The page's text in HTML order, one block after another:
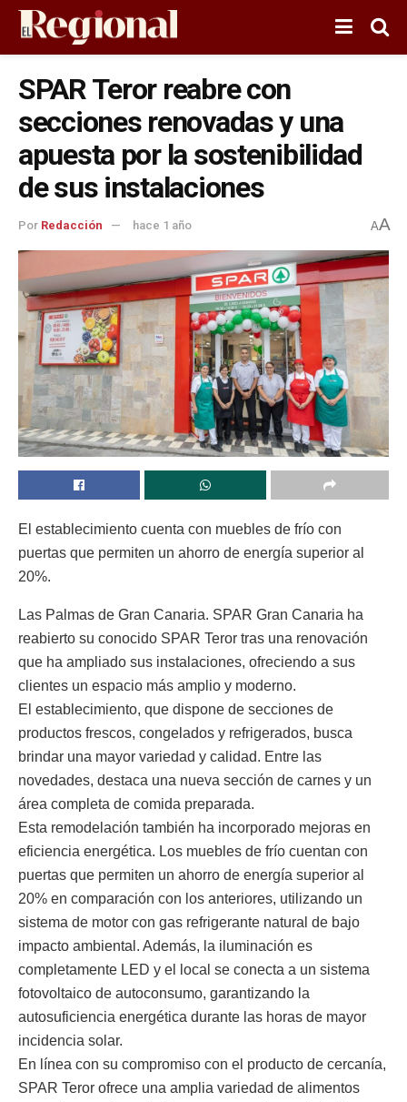
SPAR Teror reabre con
secciones renovadas y una
apuesta por la sostenibilidad
de sus instalaciones
Por Redacción hace 1 año AA
El establecimiento cuenta con muebles de frío con
puertas que permiten un ahorro de energía superior al
20%.
Las Palmas de Gran Canaria. SPAR Gran Canaria ha
reabierto su conocido SPAR Teror tras una renovación
que ha ampliado sus instalaciones, ofreciendo a sus
clientes un espacio más amplio y moderno.
El establecimiento, que dispone de secciones de
productos frescos, congelados y refrigerados, busca
brindar una mayor variedad y calidad. Entre las
novedades, destaca una nueva sección de carnes y un
área completa de comida preparada.
Esta remodelación también ha incorporado mejoras en
eficiencia energética. Los muebles de frío cuentan con
puertas que permiten un ahorro de energía superior al
20% en comparación con los anteriores, utilizando un
sistema de motor con gas refrigerante natural de bajo
impacto ambiental. Además, la iluminación es
completamente LED y el local se conecta a un sistema
fotovoltaico de autoconsumo, garantizando la
autosuficiencia energética durante las horas de mayor
incidencia solar.
En línea con su compromiso con el producto de cercanía,
SPAR Teror ofrece una amplia variedad de alimentos